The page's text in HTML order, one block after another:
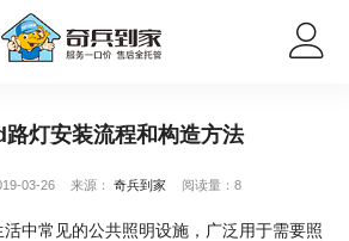
灯安装流程和构造方法
03-26 来源： 奇兵到家 阅读量：8
中常见的公共照明设施，广泛用于需要照